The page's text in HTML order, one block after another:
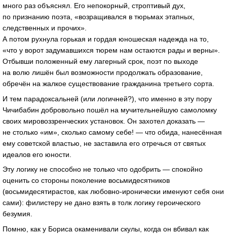
много раз объяснял. Его непокорный, строптивый дух,
по признанию поэта, «возращивался в тюрьмах этапных,
следственных и прочих».
А потом рухнула горькая и гордая юношеская надежда на то,
«что у ворот задумавшихся тюрем нам остаются рады и верны».
Отбывши положенный ему лагерный срок, поэт по выходе
на волю лишён был возможности продолжать образование,
обречён на жалкое существование гражданина третьего сорта.
И тем парадоксальней (или логичней?), что именно в эту пору
Чичибабин добровольно пошёл на мучительнейшую самоломку
своих мировоззренческих установок. Он захотел доказать —
не столько «им», сколько самому себе! — что обида, нанесённая
ему советской властью, не заставила его отречься от святых
идеалов его юности.
Эту логику не способно не только что одобрить — спокойно
оценить со стороны поколение восьмидесятников
(восьмидесятирастов, как любовно-иронически именуют себя они
сами): филистеру не дано взять в толк логику героического
безумия.
Помню, как у Бориса окаменивали скулы, когда он вбивал как